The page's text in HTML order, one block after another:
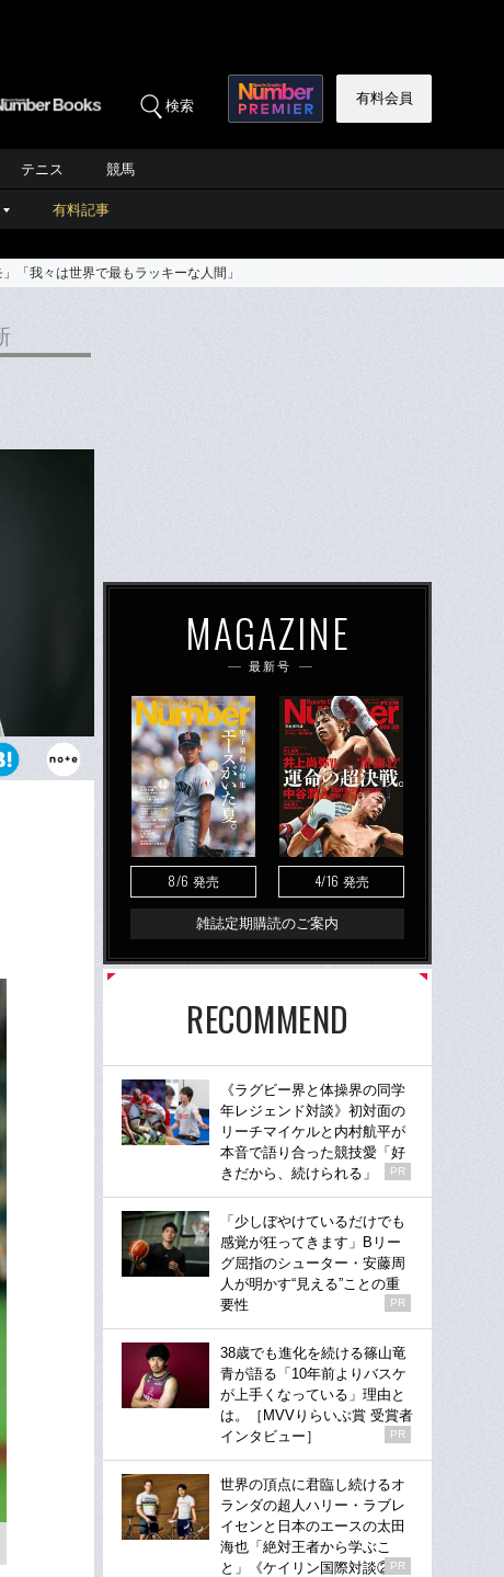
検索 有料会員
テニス 競馬
有料記事
「我々は世界で最もラッキーな人間」
日本シリー
MAGAZINE
最新号
8/6 発売 4/16 発売
雑誌定期購読のご案内
RECOMMEND
《ラグビー界と体操界の同学
年レジェンド対談》初対面の
リーチマイケルと内村航平が
本音で語り合った競技愛「好
きだから、続けられる」
PR
「少しぼやけているだけでも
感覚が狂ってきます」Bリー
グ屈指のシューター・安藤周
人が明かす“見える”ことの重
要性
PR
38歳でも進化を続ける篠山竜
青が語る「10年前よりバスケ
が上手くなっている」理由と
は。［MVVりらいぶ賞 受賞者
インタビュー］
PR
世界の頂点に君臨し続けるオ
ランダの超人ハリー・ラブレ
イセンと日本のエースの太田
海也「絶対王者から学ぶこ
と」《ケイリン国際対談②》
PR